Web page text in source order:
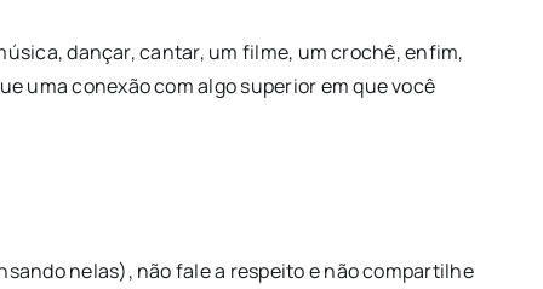
dançar, cantar, um filme, um crochê, enfim,
uma conexão com algo superior em que você
nelas), não fale a respeito e não compartilhe